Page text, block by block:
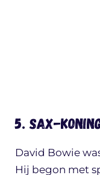
5. Sax-
David Bowie
Hij begon met